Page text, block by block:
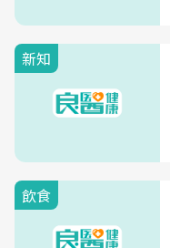
新知
飲食